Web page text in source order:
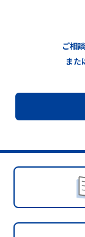
ご相
また